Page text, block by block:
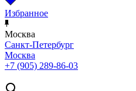
Избранное
Москва
Санкт-Петербург
Москва
+7 (905) 289-86-03